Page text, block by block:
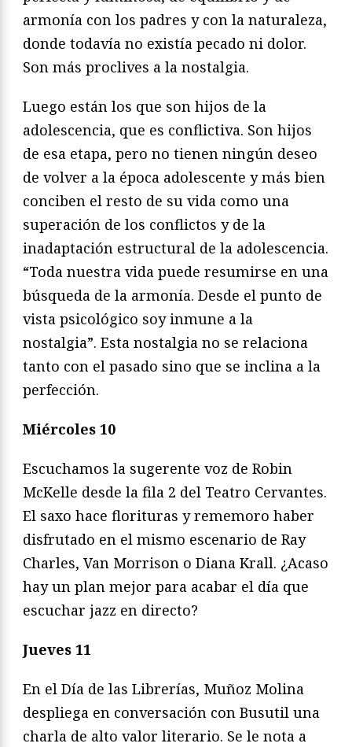
armonía con los padres y con la naturaleza,
donde todavía no existía pecado ni dolor.
Son más proclives a la nostalgia.
Luego están los que son hijos de la
adolescencia, que es conflictiva. Son hijos
de esa etapa, pero no tienen ningún deseo
de volver a la época adolescente y más bien
conciben el resto de su vida como una
superación de los conflictos y de la
inadaptación estructural de la adolescencia.
“Toda nuestra vida puede resumirse en una
búsqueda de la armonía. Desde el punto de
vista psicológico soy inmune a la
nostalgia”. Esta nostalgia no se relaciona
tanto con el pasado sino que se inclina a la
perfección.
Miércoles 10
Escuchamos la sugerente voz de Robin
McKelle desde la fila 2 del Teatro Cervantes.
El saxo hace florituras y rememoro haber
disfrutado en el mismo escenario de Ray
Charles, Van Morrison o Diana Krall. ¿Acaso
hay un plan mejor para acabar el día que
escuchar jazz en directo?
Jueves 11
En el Día de las Librerías, Muñoz Molina
despliega en conversación con Busutil una
charla de alto valor literario. Se le nota a